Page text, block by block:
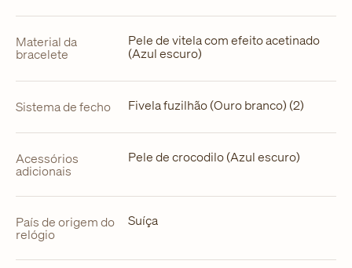
Material da
bracelete
Pele de vitela com efeito acetinado
(Azul escuro)
Sistema de fecho Fivela fuzilhão (Ouro branco) (2)
Acessórios
adicionais
Pele de crocodilo (Azul escuro)
País de origem do
relógio
Suíça